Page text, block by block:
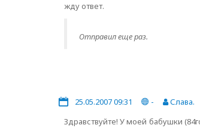
жду ответ.
Отправил еще раз.
25.05.2007 09:31 -
Слава.
Здравствуйте! У моей бабушки